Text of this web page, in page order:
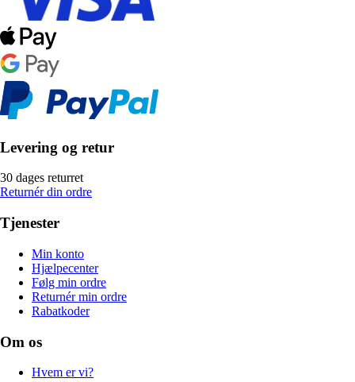
Levering og retur
30 dages returret
Returnér din ordre
Tjenester
Min konto
Hjælpecenter
Følg min ordre
Returnér min ordre
Rabatkoder
Om os
Hvem er vi?